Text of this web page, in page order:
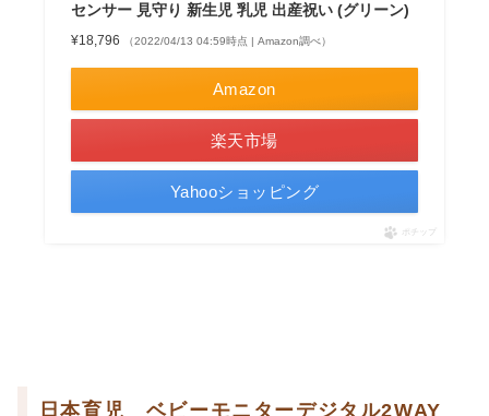
センサー 見守り 新生児 乳児 出産祝い (グリーン)
¥18,796 （2022/04/13 04:59時点 | Amazon調べ）
Amazon
楽天市場
Yahooショッピング
ポチップ
日本育児 ベビーモニターデジタル2WAY